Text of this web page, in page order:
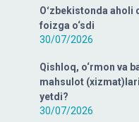
Oʻzbekistonda aholi
foizga o‘sdi
30/07/2026
Qishloq, o‘rmon va
mahsulot
yetdi?
30/07/2026